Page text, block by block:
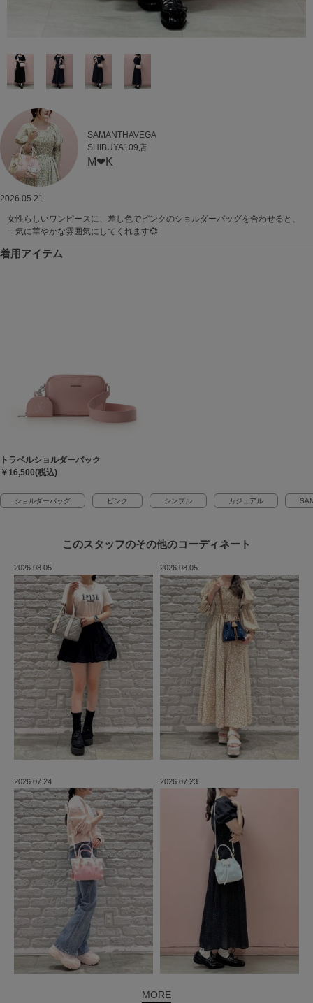
SAMANTHAVEGA
SHIBUYA109店
M‪‪❤︎‬K
2026.05.21
女性らしいワンピースに、差し色でピンクのショルダーバッグを合わせると、
一気に華やかな雰囲気にしてくれます💞
着用アイテム
トラベルショルダーバック
￥16,500(税込)
ショルダーバッグ ピンク シンプル カジュアル
このスタッフのその他のコーディネート
2026.08.05 2026.08.05
2026.07.24 2026.07.23
MORE